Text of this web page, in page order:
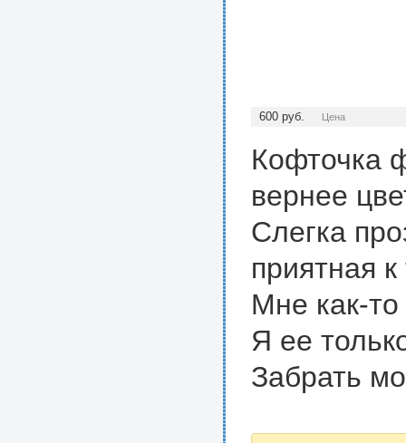
600 руб. Цена
Кофточка
вернее
Слегка
приятная
Мне как-
Я ее
Забрать